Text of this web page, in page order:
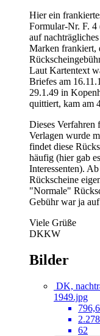
Hier ein
Formular-Nr. F. 4
auf
Marken frankiert,
Laut Kartentext
Briefes am
29.1.49 in
quittiert, kam am
Dieses Verfahren
Verlagen wurde
findet diese
häufig (hier gab
Interessenten).
Rückscheine
"Normale"
Gebühr war ja
Viele Grüße
DKKW
Bilder
DK,
1949.jpg
62